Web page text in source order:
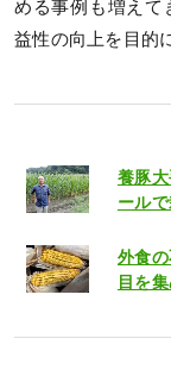
める事例も増えて
益性の向上を目的
養豚
ール
外食
目を